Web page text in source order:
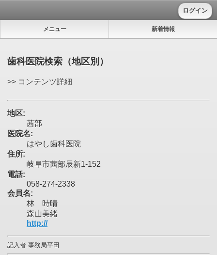
ログイン
メニュー 新着情報
歯科医院検索（地区別）
>> コンテンツ詳細
地区:
茜部
医院名:
はやし歯科医院
住所:
岐阜市茜部辰新1-152
電話:
058-274-2338
会員名:
林 時晴
森山美緒
http://
記入者:事務局平田